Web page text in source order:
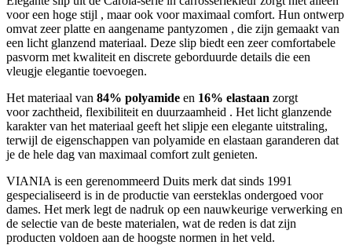
voor een hoge stijl , maar ook voor maximaal comfort. Hun ontwerp
omvat zeer platte en aangename pantyzomen , die zijn gemaakt van
een licht glanzend materiaal. Deze slip biedt een zeer comfortabele
pasvorm met kwaliteit en discrete geborduurde details die een
vleugje elegantie toevoegen.
Het materiaal van 84% polyamide en 16% elastaan ​​zorgt
voor zachtheid, flexibiliteit en duurzaamheid . Het licht glanzende
karakter van het materiaal geeft het slipje een elegante uitstraling,
terwijl de eigenschappen van polyamide en elastaan ​​garanderen dat
je de hele dag van maximaal comfort zult genieten.
VIANIA is een gerenommeerd Duits merk dat sinds 1991
gespecialiseerd is in de productie van eersteklas ondergoed voor
dames. Het merk legt de nadruk op een nauwkeurige verwerking en
de selectie van de beste materialen, wat de reden is dat zijn
producten voldoen aan de hoogste normen in het veld.